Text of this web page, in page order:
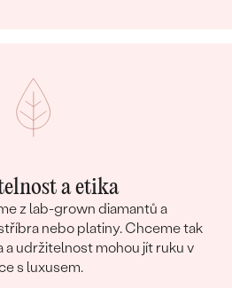
a etika
z lab-grown diamantů a
nebo platiny. Chceme tak
a udržitelnost mohou jít ruku v
s luxusem.